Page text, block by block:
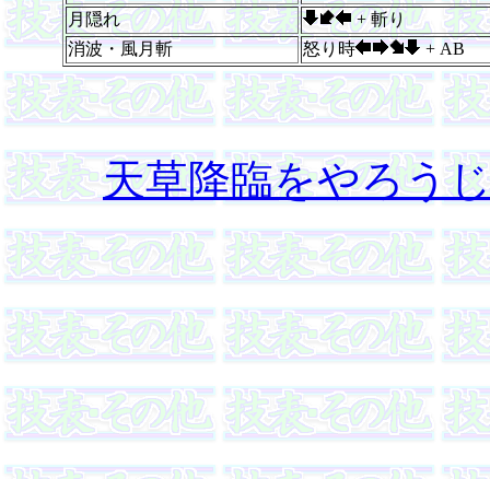
月隠れ
+ 斬り
消波・風月斬
怒り時 + AB
天草降臨をやろう